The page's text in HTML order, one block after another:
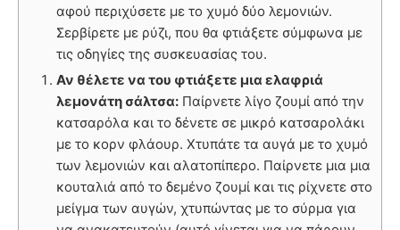
αφού περιχύσετε με το χυμό δύο λεμονιών.
Σερβίρετε με ρύζι, που θα φτιάξετε σύμφωνα με
τις οδηγίες της συσκευασίας του.
Αν θέλετε να του φτιάξετε μια ελαφριά
λεμονάτη σάλτσα: Παίρνετε λίγο ζουμί από την
κατσαρόλα και το δένετε σε μικρό κατσαρολάκι
με το κορν φλάουρ. Χτυπάτε τα αυγά με το χυμό
των λεμονιών και αλατοπίπερο. Παίρνετε μια μια
κουταλιά από το δεμένο ζουμί και τις ρίχνετε στο
μείγμα των αυγών, χτυπώντας με το σύρμα για